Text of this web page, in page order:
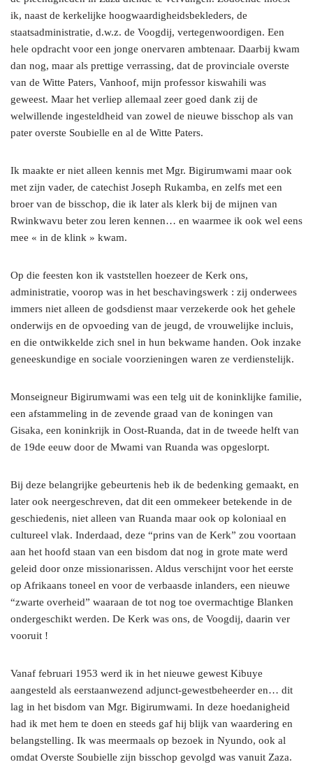
ik, naast de kerkelijke hoogwaardigheidsbekleders, de
staatsadministratie, d.w.z. de Voogdij, vertegenwoordigen. Een
hele opdracht voor een jonge onervaren ambtenaar. Daarbij kwam
dan nog, maar als prettige verrassing, dat de provinciale overste
van de Witte Paters, Vanhoof, mijn professor kiswahili was
geweest. Maar het verliep allemaal zeer goed dank zij de
welwillende ingesteldheid van zowel de nieuwe bisschop als van
pater overste Soubielle en al de Witte Paters.
Ik maakte er niet alleen kennis met Mgr. Bigirumwami maar ook
met zijn vader, de catechist Joseph Rukamba, en zelfs met een
broer van de bisschop, die ik later als klerk bij de mijnen van
Rwinkwavu beter zou leren kennen… en waarmee ik ook wel eens
mee « in de klink » kwam.
Op die feesten kon ik vaststellen hoezeer de Kerk ons,
administratie, voorop was in het beschavingswerk : zij onderwees
immers niet alleen de godsdienst maar verzekerde ook het gehele
onderwijs en de opvoeding van de jeugd, de vrouwelijke incluis,
en die ontwikkelde zich snel in hun bekwame handen. Ook inzake
geneeskundige en sociale voorzieningen waren ze verdienstelijk.
Monseigneur Bigirumwami was een telg uit de koninklijke familie,
een afstammeling in de zevende graad van de koningen van
Gisaka, een koninkrijk in Oost-Ruanda, dat in de tweede helft van
de 19de eeuw door de Mwami van Ruanda was opgeslorpt.
Bij deze belangrijke gebeurtenis heb ik de bedenking gemaakt, en
later ook neergeschreven, dat dit een ommekeer betekende in de
geschiedenis, niet alleen van Ruanda maar ook op koloniaal en
cultureel vlak. Inderdaad, deze “prins van de Kerk” zou voortaan
aan het hoofd staan van een bisdom dat nog in grote mate werd
geleid door onze missionarissen. Aldus verschijnt voor het eerste
op Afrikaans toneel en voor de verbaasde inlanders, een nieuwe
“zwarte overheid” waaraan de tot nog toe overmachtige Blanken
ondergeschikt werden. De Kerk was ons, de Voogdij, daarin ver
vooruit !
Vanaf februari 1953 werd ik in het nieuwe gewest Kibuye
aangesteld als eerstaanwezend adjunct-gewestbeheerder en… dit
lag in het bisdom van Mgr. Bigirumwami. In deze hoedanigheid
had ik met hem te doen en steeds gaf hij blijk van waardering en
belangstelling. Ik was meermaals op bezoek in Nyundo, ook al
omdat Overste Soubielle zijn bisschop gevolgd was vanuit Zaza.